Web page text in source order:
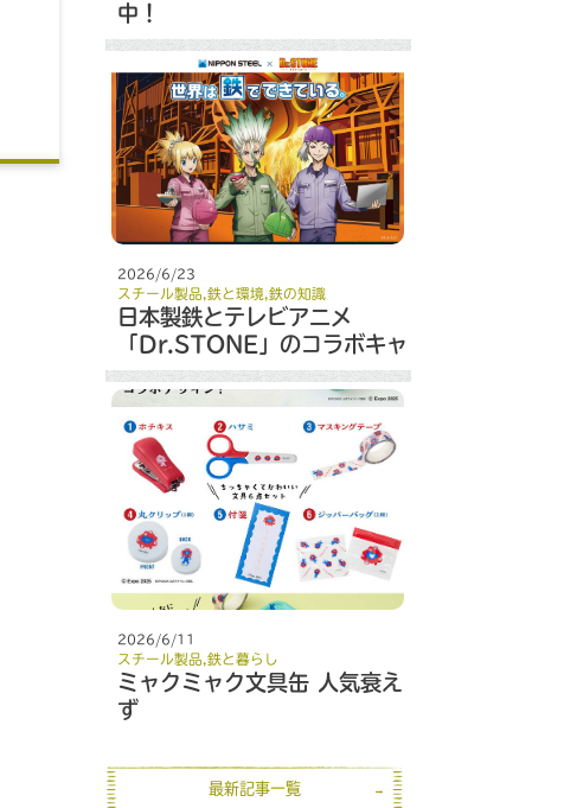
中！
2026/6/23
スチール製品 鉄と環境, 鉄の知識
日本製鉄とテレビアニメ
「Dr.STONE」のコラボキャ
ンペーン
2026/6/11
スチール製品 鉄と暮らし
ミャクミャク文具缶 人気衰え
ず
最新記事一覧